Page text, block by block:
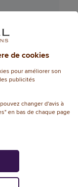
de cookies
pour améliorer son
publicités
changer d'avis à
en bas de chaque page